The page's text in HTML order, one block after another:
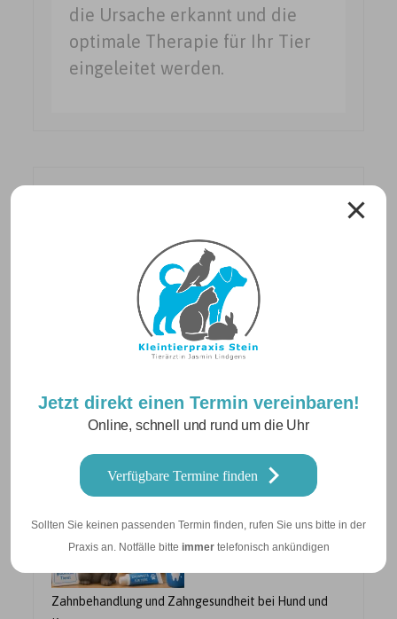
Jetzt direkt einen Termin vereinbaren!
Online, schnell und rund um die Uhr
Verfügbare Termine finden
Sollten Sie keinen passenden Termin finden, rufen Sie uns bitte in der
Praxis an. Notfälle bitte immertelefonisch ankündigen
die Ursache erkannt und die
optimale Therapie für Ihr Tier
eingeleitet werden.
24. Juli 2026
Zahnbehandlung und Zahngesundheit bei Hund und